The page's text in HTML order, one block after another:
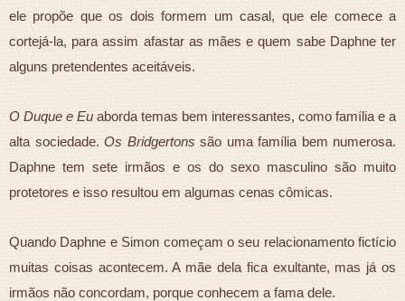
ele propõe que os dois formem um casal, que ele comece a
cortejá-la, para assim afastar as mães e quem sabe Daphne ter
alguns pretendentes aceitáveis.
O Duque e Eu aborda temas bem interessantes, como família e a
alta sociedade.Os Bridgertonssão uma família bem numerosa.
Daphne tem sete irmãos e os do sexo masculino são muito
protetores e isso resultou em algumas cenas cômicas.
Quando Daphne e Simon começam o seu relacionamento fictício
muitas coisas acontecem. A mãe dela fica exultante, mas já os
irmãos não concordam, porque conhecem a fama dele.